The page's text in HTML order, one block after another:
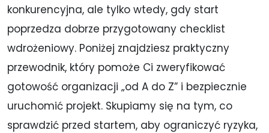
o
b
o
w
y
h
*
konkurencyjna, ale tylko wtedy, gdy start
poprzedza dobrze przygotowany checklist
wdrożeniowy. Poniżej znajdziesz praktyczny
przewodnik, który pomoże Ci zweryfikować
gotowość organizacji „od A do Z” i bezpiecznie
uruchomić projekt. Skupiamy się na tym, co
sprawdzić przed startem, aby ograniczyć ryzyka,